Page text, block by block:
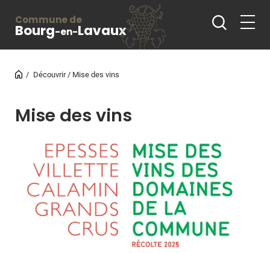
Commune de
Bourg-en-Lavaux
Découvrir Mise des vins
Mise des vins